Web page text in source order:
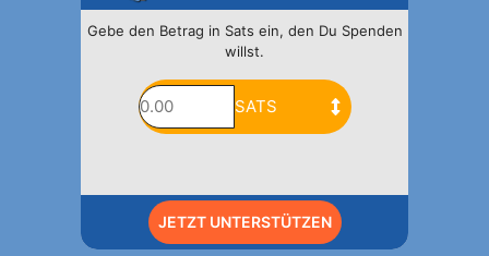
Gebe den Betrag in Sats ein, den Du Spenden
willst.
JETZT UNTERSTÜTZEN